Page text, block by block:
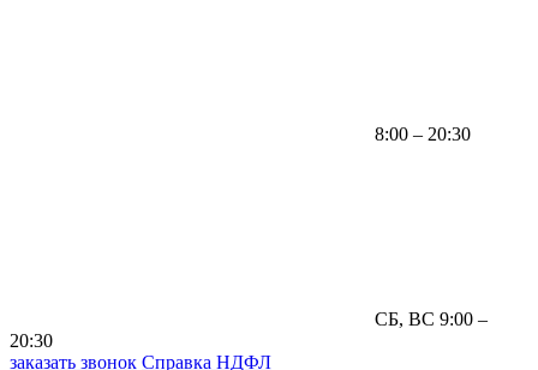
8:00 – 20:30
СБ, ВС 9:00 –
20:30
заказать звонок Справка НДФЛ